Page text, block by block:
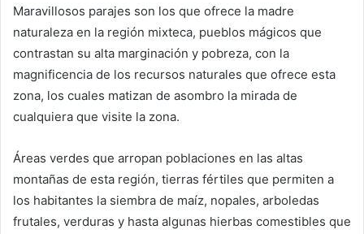
Maravillosos parajes son los que ofrece la madre
naturaleza en la región mixteca, pueblos mágicos que
contrastan su alta marginación y pobreza, con la
magnificencia de los recursos naturales que ofrece esta
zona, los cuales matizan de asombro la mirada de
cualquiera que visite la zona.
Áreas verdes que arropan poblaciones en las altas
montañas de esta región, tierras fértiles que permiten a
los habitantes la siembra de maíz, nopales, arboledas
frutales, verduras y hasta algunas hierbas comestibles que